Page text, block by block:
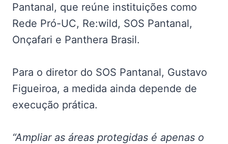
Pantanal, que reúne instituições como
Rede Pró-UC, Re:wild, SOS Pantanal,
Onçafari e Panthera Brasil.
Para o diretor do SOS Pantanal, Gustavo
Figueiroa, a medida ainda depende de
execução prática.
“Ampliar as áreas protegidas é apenas o